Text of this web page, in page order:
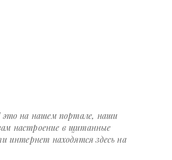
это на нашем портале, наши
настроение в щитанные
интернет находятся здесь на